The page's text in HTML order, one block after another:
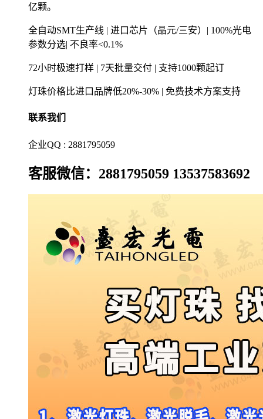
亿颗。
全自动SMT生产线 | 进口芯片（晶元/三安）| 100%光电
参数分选| 不良率<0.1%
72小时极速打样 | 7天批量交付 | 支持1000颗起订
灯珠价格比进口品牌低20%-30% | 免费技术方案支持
联系我们
企业QQ : 2881795059
客服微信：2881795059 13537583692